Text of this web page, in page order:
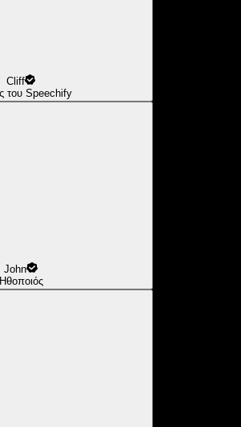
Cliff
του Speechify
John
Ηθοποιός